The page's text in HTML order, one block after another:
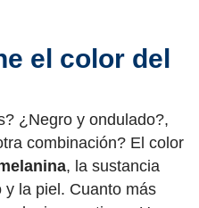
el color del
¿Negro y ondulado?,
combinación? El color
, la sustancia
la piel. Cuanto más